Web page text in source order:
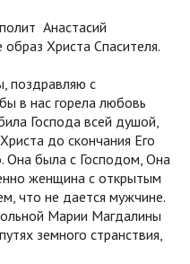
Анастасий
Христа Спасителя.
поздравляю с
в нас горела любовь
Господа всей душой,
до скончания Его
Она была с Господом, Она
женщина с открытым
что не дается мужчине.
Марии Магдалины
земного странствия,